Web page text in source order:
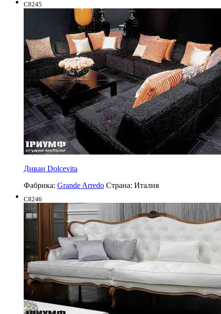
C8245
Диван Dolcevita
Фабрика: Grande Arredo Страна: Италия
C8246